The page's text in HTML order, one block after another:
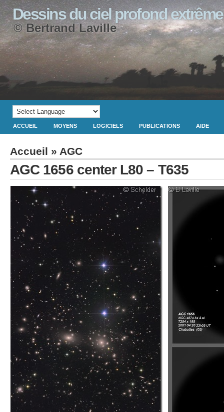
Dessins du ciel profond extrême
© Bertrand Laville
ACCUEIL MOYENS LOGICIELS PUBLICATIONS AIDE
Accueil » AGC
AGC 1656 center L80 – T635